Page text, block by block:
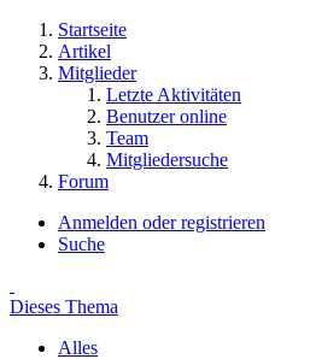
Startseite
Artikel
Mitglieder
Letzte Aktivitäten
Benutzer online
Team
Mitgliedersuche
Forum
Anmelden oder registrieren
Suche
Dieses Thema
Alles